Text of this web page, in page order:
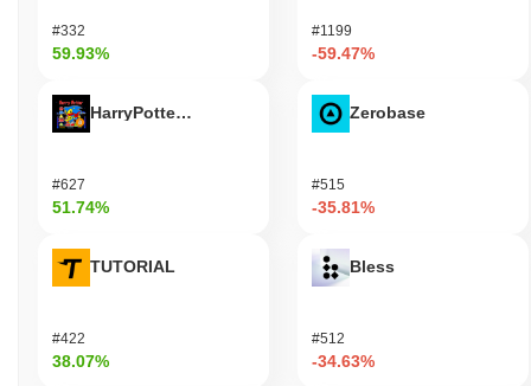
#332
59.93%
HarryPotterObamaSonic10Inu (ETH)
#627
51.74%
TUTORIAL
#422
38.07%
#1199
-59.47%
Zerobase
#515
-35.81%
Bless
#512
-34.63%